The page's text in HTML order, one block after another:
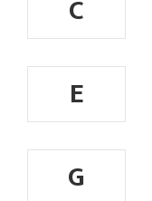
C
E
G